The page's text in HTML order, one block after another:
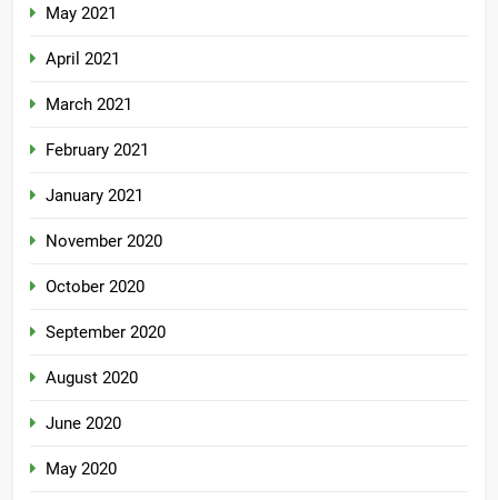
May 2021
April 2021
March 2021
February 2021
January 2021
November 2020
October 2020
September 2020
August 2020
June 2020
May 2020